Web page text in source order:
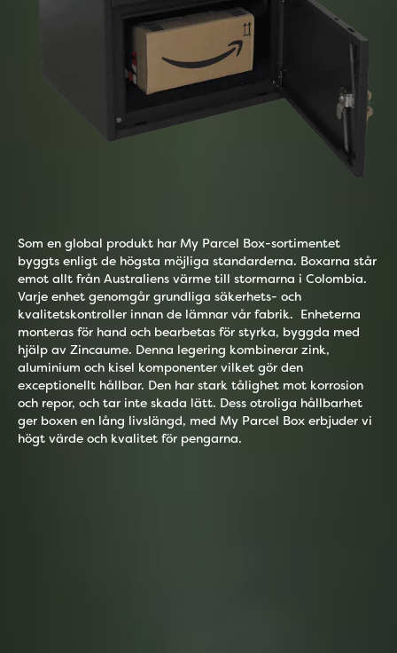
Som en global produkt har My Parcel Box-sortimentet
byggts enligt de högsta möjliga standarderna. Boxarna står
emot allt från Australiens värme till stormarna i Colombia.
Varje enhet genomgår grundliga säkerhets- och
kvalitetskontroller innan de lämnar vår fabrik. Enheterna
monteras för hand och bearbetas för styrka, byggda med
hjälp av Zincaume. Denna legering kombinerar zink,
aluminium och kisel komponenter vilket gör den
exceptionellt hållbar. Den har stark tålighet mot korrosion
och repor, och tar inte skada lätt. Dess otroliga hållbarhet
ger boxen en lång livslängd, med My Parcel Box erbjuder vi
högt värde och kvalitet för pengarna.